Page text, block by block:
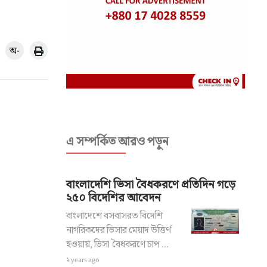
অ-
এ সম্পর্কিত আরও পড়ুন
বাংলাদেশি ভিসা বৈধকরণে প্রতিদিন গড়ে
২৫০ বিদেশির আবেদন
বাংলাদেশে বসবাসরত বিদেশি
নাগরিকদের ভিসার মেয়াদ উত্তির্ণ
হওয়ায়, ভিসা বৈধকরণে চাপ ...
২ years ago